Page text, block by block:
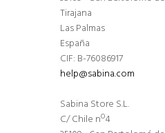
Tirajana
Las Palmas
España
CIF: B-76086917
help@sabina.com
Sabina Store S.L.
C/ Chile nº4